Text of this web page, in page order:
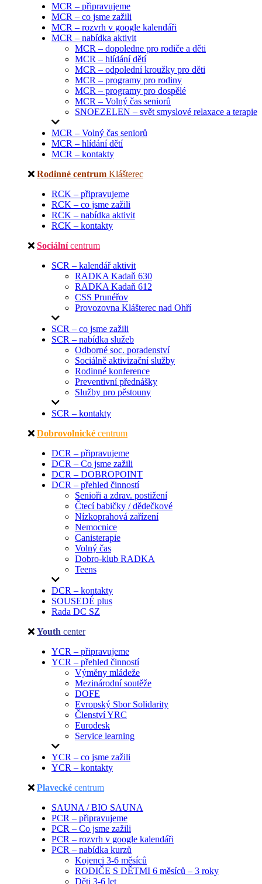
MCR – připravujeme
MCR – co jsme zažili
MCR – rozvrh v google kalendáři
MCR – nabídka aktivit
MCR – dopoledne pro rodiče a děti
MCR – hlídání dětí
MCR – odpolední kroužky pro děti
MCR – programy pro rodiny
MCR – programy pro dospělé
MCR – Volný čas seniorů
SNOEZELEN – svět smyslové relaxace a terapie
MCR – Volný čas seniorů
MCR – hlídání dětí
MCR – kontakty
Rodinné centrum Klášterec
RCK – připravujeme
RCK – co jsme zažili
RCK – nabídka aktivit
RCK – kontakty
Sociální centrum
SCR – kalendář aktivit
RADKA Kadaň 630
RADKA Kadaň 612
CSS Prunéřov
Provozovna Klášterec nad Ohří
SCR – co jsme zažili
SCR – nabídka služeb
Odborné soc. poradenství
Sociálně aktivizační služby
Rodinné konference
Preventivní přednášky
Služby pro pěstouny
SCR – kontakty
Dobrovolnické centrum
DCR – připravujeme
DCR – Co jsme zažili
DCR – DOBROPOINT
DCR – přehled činností
Senioři a zdrav. postižení
Čtecí babičky / dědečkové
Nízkoprahová zařízení
Nemocnice
Canisterapie
Volný čas
Dobro-klub RADKA
Teens
DCR – kontakty
SOUSEDÉ plus
Rada DC SZ
Youth center
YCR – připravujeme
YCR – přehled činností
Výměny mládeže
Mezinárodní soutěže
DOFE
Evropský Sbor Solidarity
Členství YRC
Eurodesk
Service learning
YCR – co jsme zažili
YCR – kontakty
Plavecké centrum
SAUNA / BIO SAUNA
PCR – připravujeme
PCR – Co jsme zažili
PCR – rozvrh v google kalendáři
PCR – nabídka kurzů
Kojenci 3-6 měsíců
RODIČE S DĚTMI 6 měsíců – 3 roky
Děti 3-6 let